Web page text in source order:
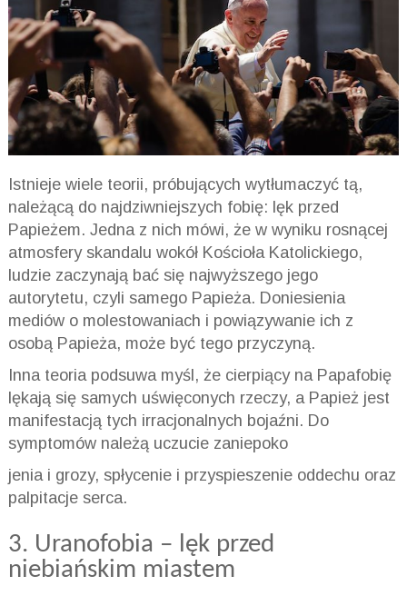
Istnieje wiele teorii, próbujących wytłumaczyć tą,
należącą do najdziwniejszych fobię: lęk przed
Papieżem. Jedna z nich mówi, że w wyniku rosnącej
atmosfery skandalu wokół Kościoła Katolickiego,
ludzie zaczynają bać się najwyższego jego
autorytetu, czyli samego Papieża. Doniesienia
mediów o molestowaniach i powiązywanieich z
osobą Papieża, może być tego przyczyną.
Inna teoria podsuwa myśl, że cierpiący na Papafobię
lękają się samych uświęconych rzeczy, a Papież jest
manifestacją tych irracjonalnych bojaźni. Do
symptomów należą uczucie zaniepoko
jenia i grozy, spłycenie i przyspieszenie oddechu oraz
palpitacje serca.
3. Uranofobia – lęk przed
niebiańskim miastem